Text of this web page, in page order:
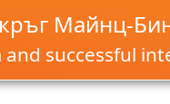
Майнц-
successful